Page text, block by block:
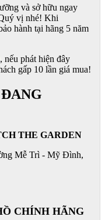
và sở hữu ngay
vị nhé! Khi
hành tại hãng 5 năm
, nếu phát hiện đây
gấp 10 lần giá mua!
THE GARDEN
Mễ Trì - Mỹ Đình,
CHÍNH HÃNG